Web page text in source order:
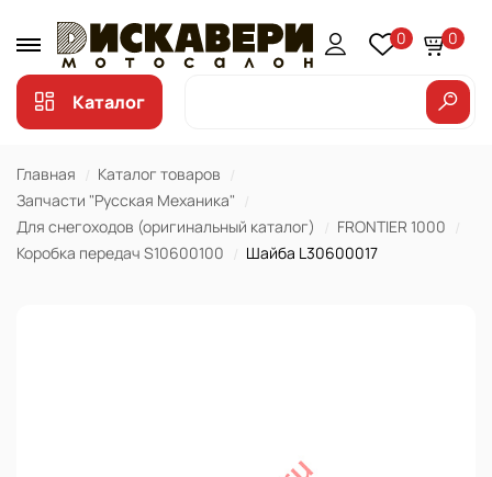
0 0
Каталог
Главная
Каталог товаров
Запчасти "Русская Механика"
Для снегоходов (оригинальный каталог)
FRONTIER 1000
Коробка передач S10600100
Шайба L30600017